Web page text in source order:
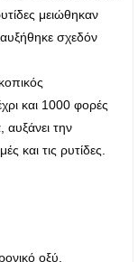
μειώθηκαν
σχεδόν
και 1000 φορές
την
και τις ρυτίδες.
οξύ,